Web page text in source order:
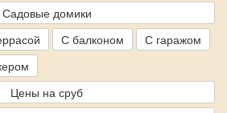
Садовые домики
С балконом
С гаражом
Цены на сруб